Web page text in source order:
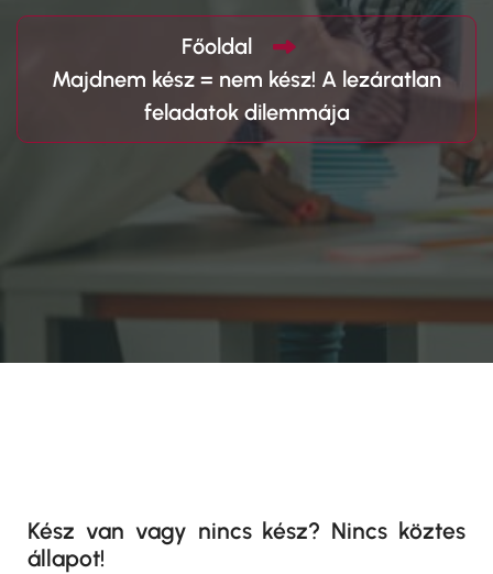
Főoldal
Majdnem kész = nem kész! A lezáratlan
feladatok dilemmája
Kész van vagy nincs kész? Nincs köztes
állapot!